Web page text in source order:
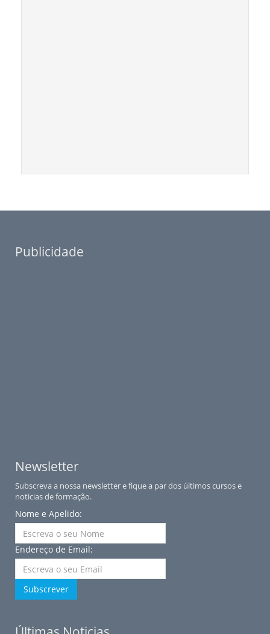
Publicidade
Newsletter
Subscreva a nossa newsletter e fique a par dos últimos cursos e
noticias de formação.
Nome e Apelido:
Endereço de Email:
Subscrever